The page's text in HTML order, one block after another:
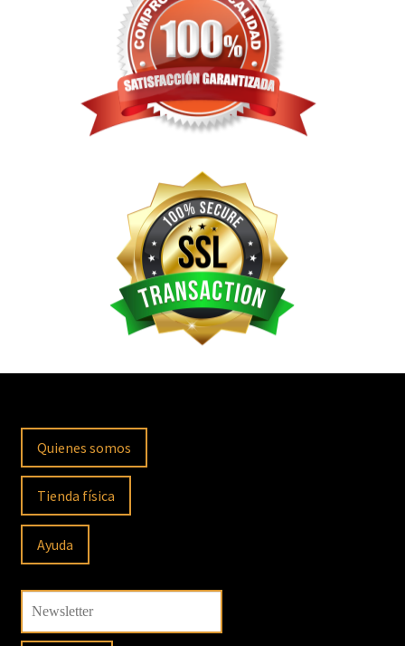
Quienes somos
Tienda física
Ayuda